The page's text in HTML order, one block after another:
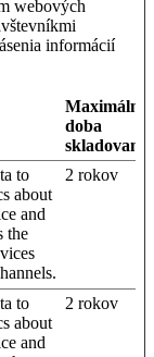
webových
informácií
Maximálna
doba
skladovania
to
about
and
the
2 rokov
to
about
and
2 rokov